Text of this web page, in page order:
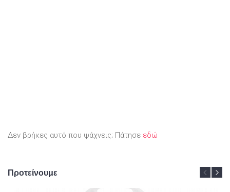
Δεν βρήκες αυτό που ψάχνεις; Πάτησε εδώ
Προτείνουμε